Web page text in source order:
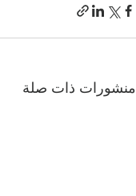
منشورات ذات صلة